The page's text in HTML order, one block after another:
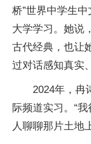
桥”世界中学生
大学学习。她说
古代经典，也让
过对话感知真实
2024年，冉
际频道实习。“
人聊聊那片土地